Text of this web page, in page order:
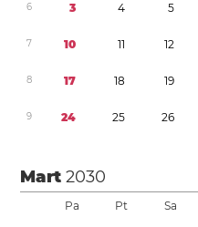
6 3 4 5
7 10 11 12
8 17 18 19
9 24 25 26
Mart2030
Pa Pt Sa